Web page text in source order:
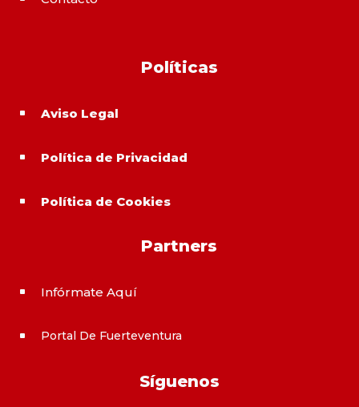
Políticas
^ Aviso Legal
^ Política de Privacidad
^ Política de Cookies
Partners
^ Infórmate Aquí
^ Portal De Fuerteventura
Síguenos